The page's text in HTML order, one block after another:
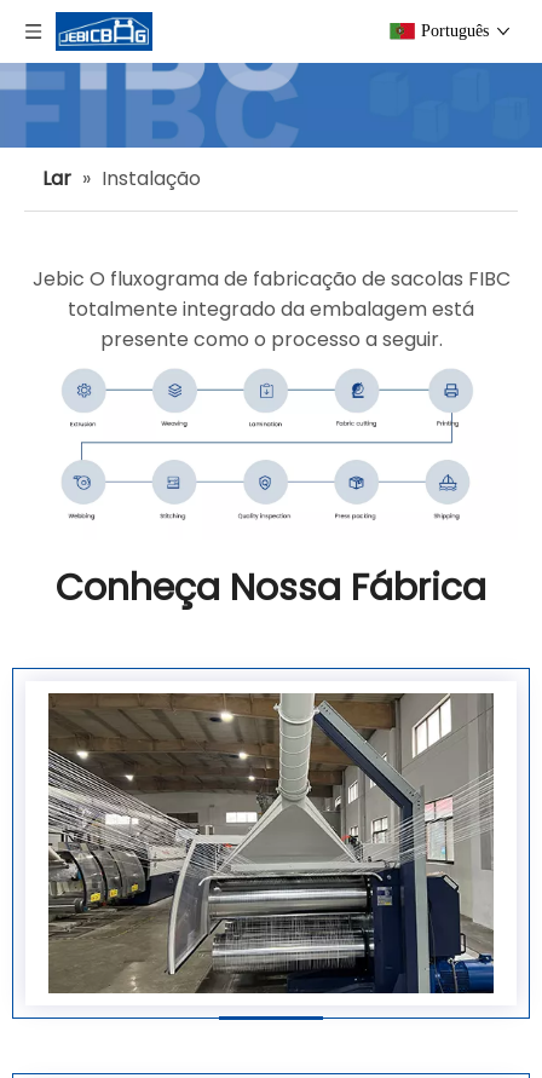
Português
Lar » Instalação
Jebic O fluxograma de fabricação de sacolas FIBC
totalmente integrado da embalagem está
presente como o processo a seguir.
Conheça Nossa Fábrica